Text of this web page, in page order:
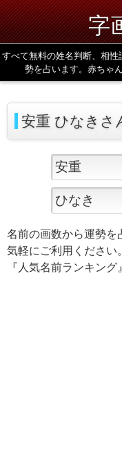
字
すべて無料の姓名判断、相
勢を占います。赤ちゃ
安重 ひなき
名前の画数から運勢を
気軽にご利用ください
『人気名前ランキン